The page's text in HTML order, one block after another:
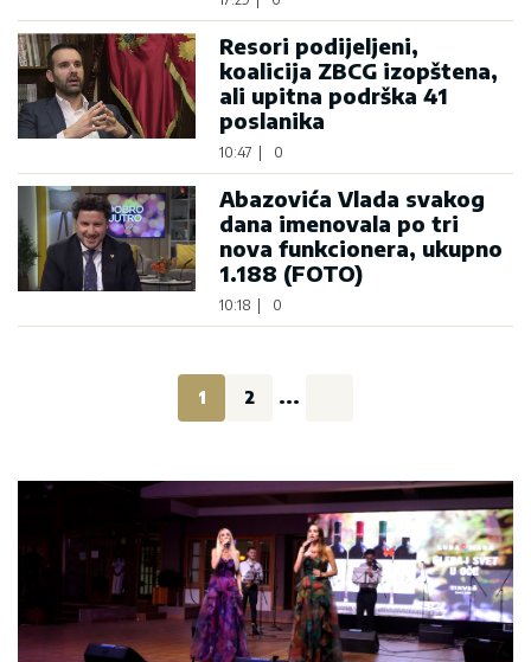
Resori podijeljeni,
koalicija ZBCG izopštena,
ali upitna podrška 41
poslanika
10:47 0
Abazovića Vlada svakog
dana imenovala po tri
nova funkcionera, ukupno
1.188 (FOTO)
10:18 0
1 2 ...